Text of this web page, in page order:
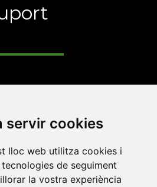
servir cookies
lloc web utilitza cookies i
de seguiment
la vostra experiència